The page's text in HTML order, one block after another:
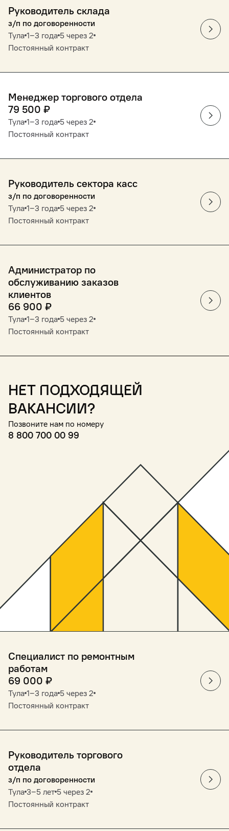
Руководитель склада
з/п по договоренности
Тула 1‒3 года 5 через 2
Постоянный контракт
Менеджер торгового отдела
79 500 ₽
Тула 1‒3 года 5 через 2
Постоянный контракт
Руководитель сектора касс
з/п по договоренности
Тула 1‒3 года 5 через 2
Постоянный контракт
Администратор по
обслуживанию заказов
клиентов
66 900 ₽
Тула 1‒3 года 5 через 2
Постоянный контракт
Нет подходящей
вакансии?
Позвоните нам по номеру
8 800 700 00 99
Специалист по ремонтным
работам
69 000 ₽
Тула 1‒3 года 5 через 2
Постоянный контракт
Руководитель торгового
отдела
з/п по договоренности
Тула 3‒5 лет 5 через 2
Постоянный контракт